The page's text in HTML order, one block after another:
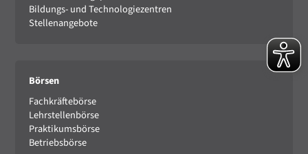
Bildungs- und Technologiezentren
Stellenangebote
Börsen
Fachkräftebörse
Lehrstellenbörse
Praktikumsbörse
Betriebsbörse